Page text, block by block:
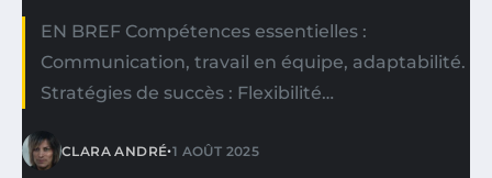
EN BREF Compétences essentielles :
Communication, travail en équipe, adaptabilité.
Stratégies de succès : Flexibilité…
CLARA ANDRÉ•1 AOÛT 2025